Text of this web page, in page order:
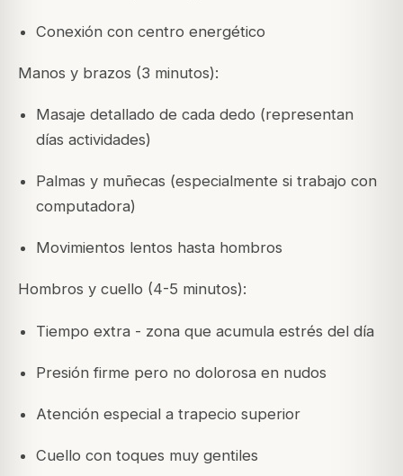
Conexión con centro energético
Manos y brazos (3 minutos):
Masaje detallado de cada dedo (representan
días actividades)
Palmas y muñecas (especialmente si trabajo con
computadora)
Movimientos lentos hasta hombros
Hombros y cuello (4-5 minutos):
Tiempo extra - zona que acumula estrés del día
Presión firme pero no dolorosa en nudos
Atención especial a trapecio superior
Cuello con toques muy gentiles